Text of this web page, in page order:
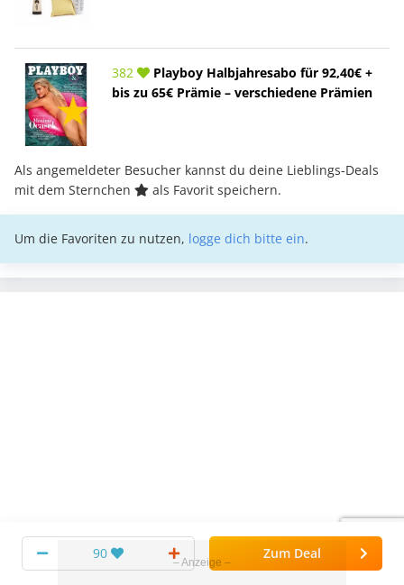
382
Playboy Halbjahresabo für 92,40€ +
bis zu 65€ Prämie – verschiedene Prämien
Als angemeldeter Besucher kannst du deine Lieblings-Deals
mit dem Sternchen
als Favorit speichern.
Um die Favoriten zu nutzen, logge dich bitte ein.
YOUTUBE
YouTube
90 Zum Deal